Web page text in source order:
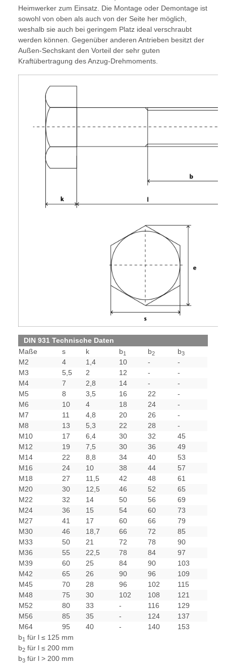
Heimwerker zum Einsatz. Die Montage oder Demontage ist
sowohl von oben als auch von der Seite her möglich,
weshalb sie auch bei geringem Platz ideal verschraubt
werden können. Gegenüber anderen Antrieben besitzt der
Außen-Sechskant den Vorteil der sehr guten
Kraftübertragung des Anzug-Drehmoments.
DIN 931 Technische Daten
Maße
s k b1 b2 b3
M2 4 1,4 10 -
-
M3
5,5 2 12 -
-
M4
7 2,8 14 -
-
M5
8 3,5 16 22
-
M6
10 4 18 24
-
M7
11 4,8 20 26
-
M8
13 5,3 22 28
-
M10
17 6,4 30 32
45
M12
19 7,5 30 36
49
M14
22 8,8 34 40
53
M16
24 10 38 44
57
M18
27 11,5 42 48
61
M20
30 12,5 46 52
65
M22
32 14 50 56
69
M24
36 15 54 60
73
M27
41 17 60 66
79
M30
46 18,7 66 72
85
M33
50 21 72 78
90
M36
55 22,5 78 84
97
M39
60 25 84 90
103
M42
65 26 90 96
109
M45
70 28 96 102
115
M48
75 30 102 108
121
M52
80 33 - 116
129
M56
85 35 - 124
137
M64
95 40 - 140
153
b1 für l ≤ 125 mm
b2 für l ≤ 200 mm
b3 für l > 200 mm